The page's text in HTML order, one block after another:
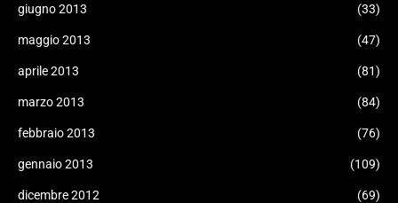
giugno 2013 (33)
maggio 2013 (47)
aprile 2013 (81)
marzo 2013 (84)
febbraio 2013 (76)
gennaio 2013 (109)
dicembre 2012 (69)